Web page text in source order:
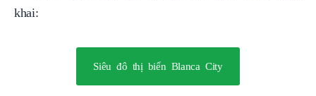
khai:
Siêu đô thị biển Blanca City